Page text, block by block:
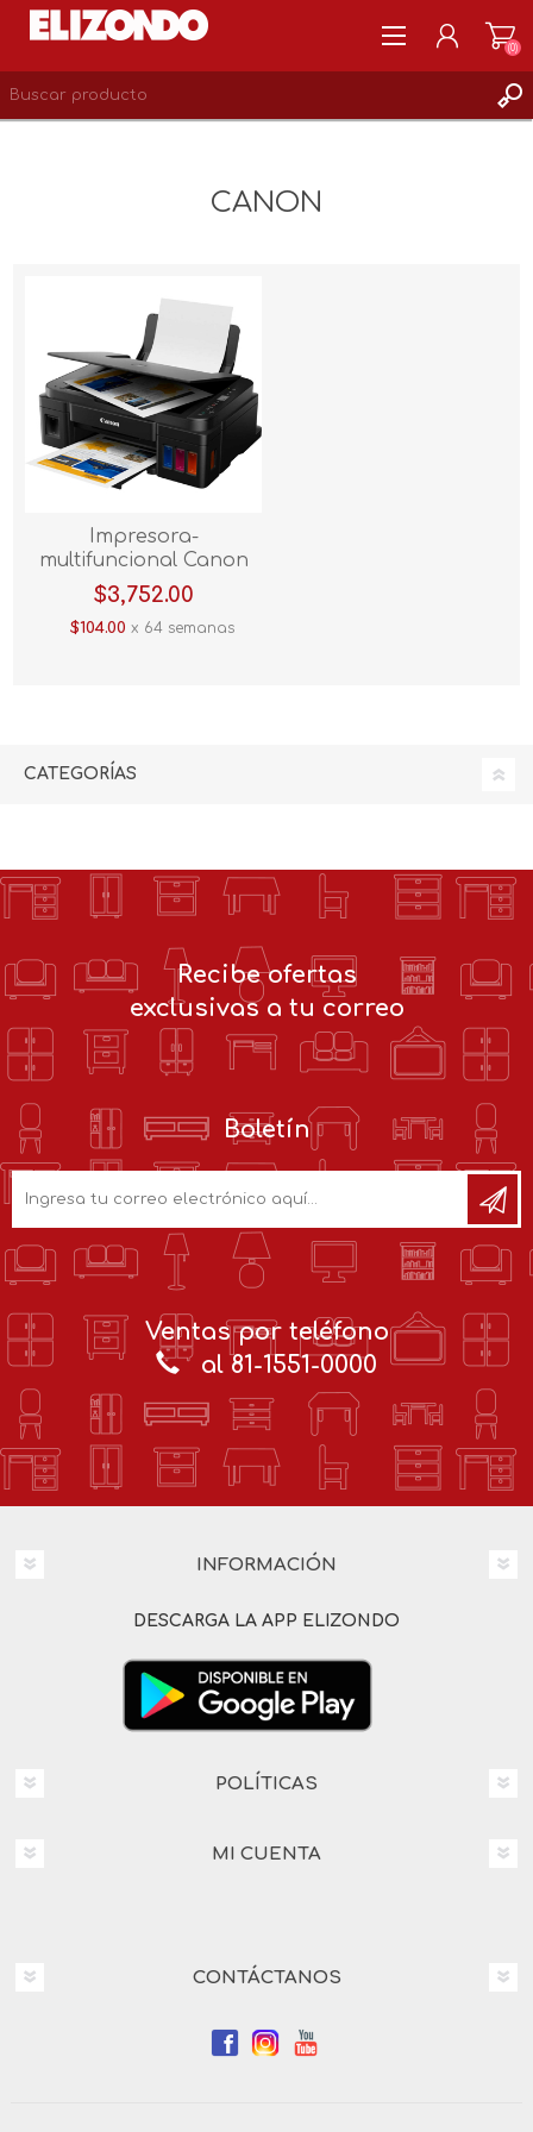
(0)
CANON
Impresora-
multifuncional Canon
Pixma G2110 Negro
$3,752.00
$104.00 x 64 semanas
CATEGORÍAS
Recibe ofertas
exclusivas a tu correo
Boletín
Ventas por teléfono
al 81-1551-0000
INFORMACIÓN
DESCARGA LA APP ELIZONDO
POLÍTICAS
MI CUENTA
CONTÁCTANOS